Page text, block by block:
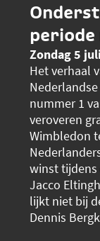
periode
Zondag 5
Het verhaal
nummer 1
veroveren
Wimbledon
winst tijdens
Jacco
lijkt niet bij
Dennis